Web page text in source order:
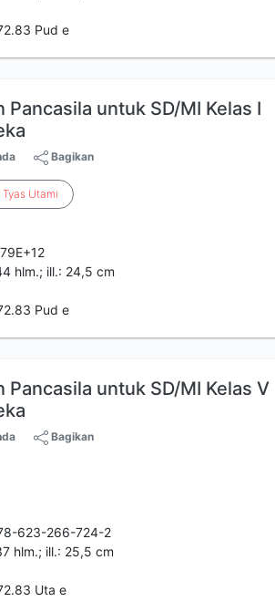
Pud e
Pancasila untuk SD/MI Kelas I
Bagikan
Tyas Utami
hlm.; ill.: 24,5 cm
Pud e
Pancasila untuk SD/MI Kelas V
Bagikan
623-266-724-2
hlm.; ill.: 25,5 cm
Uta e